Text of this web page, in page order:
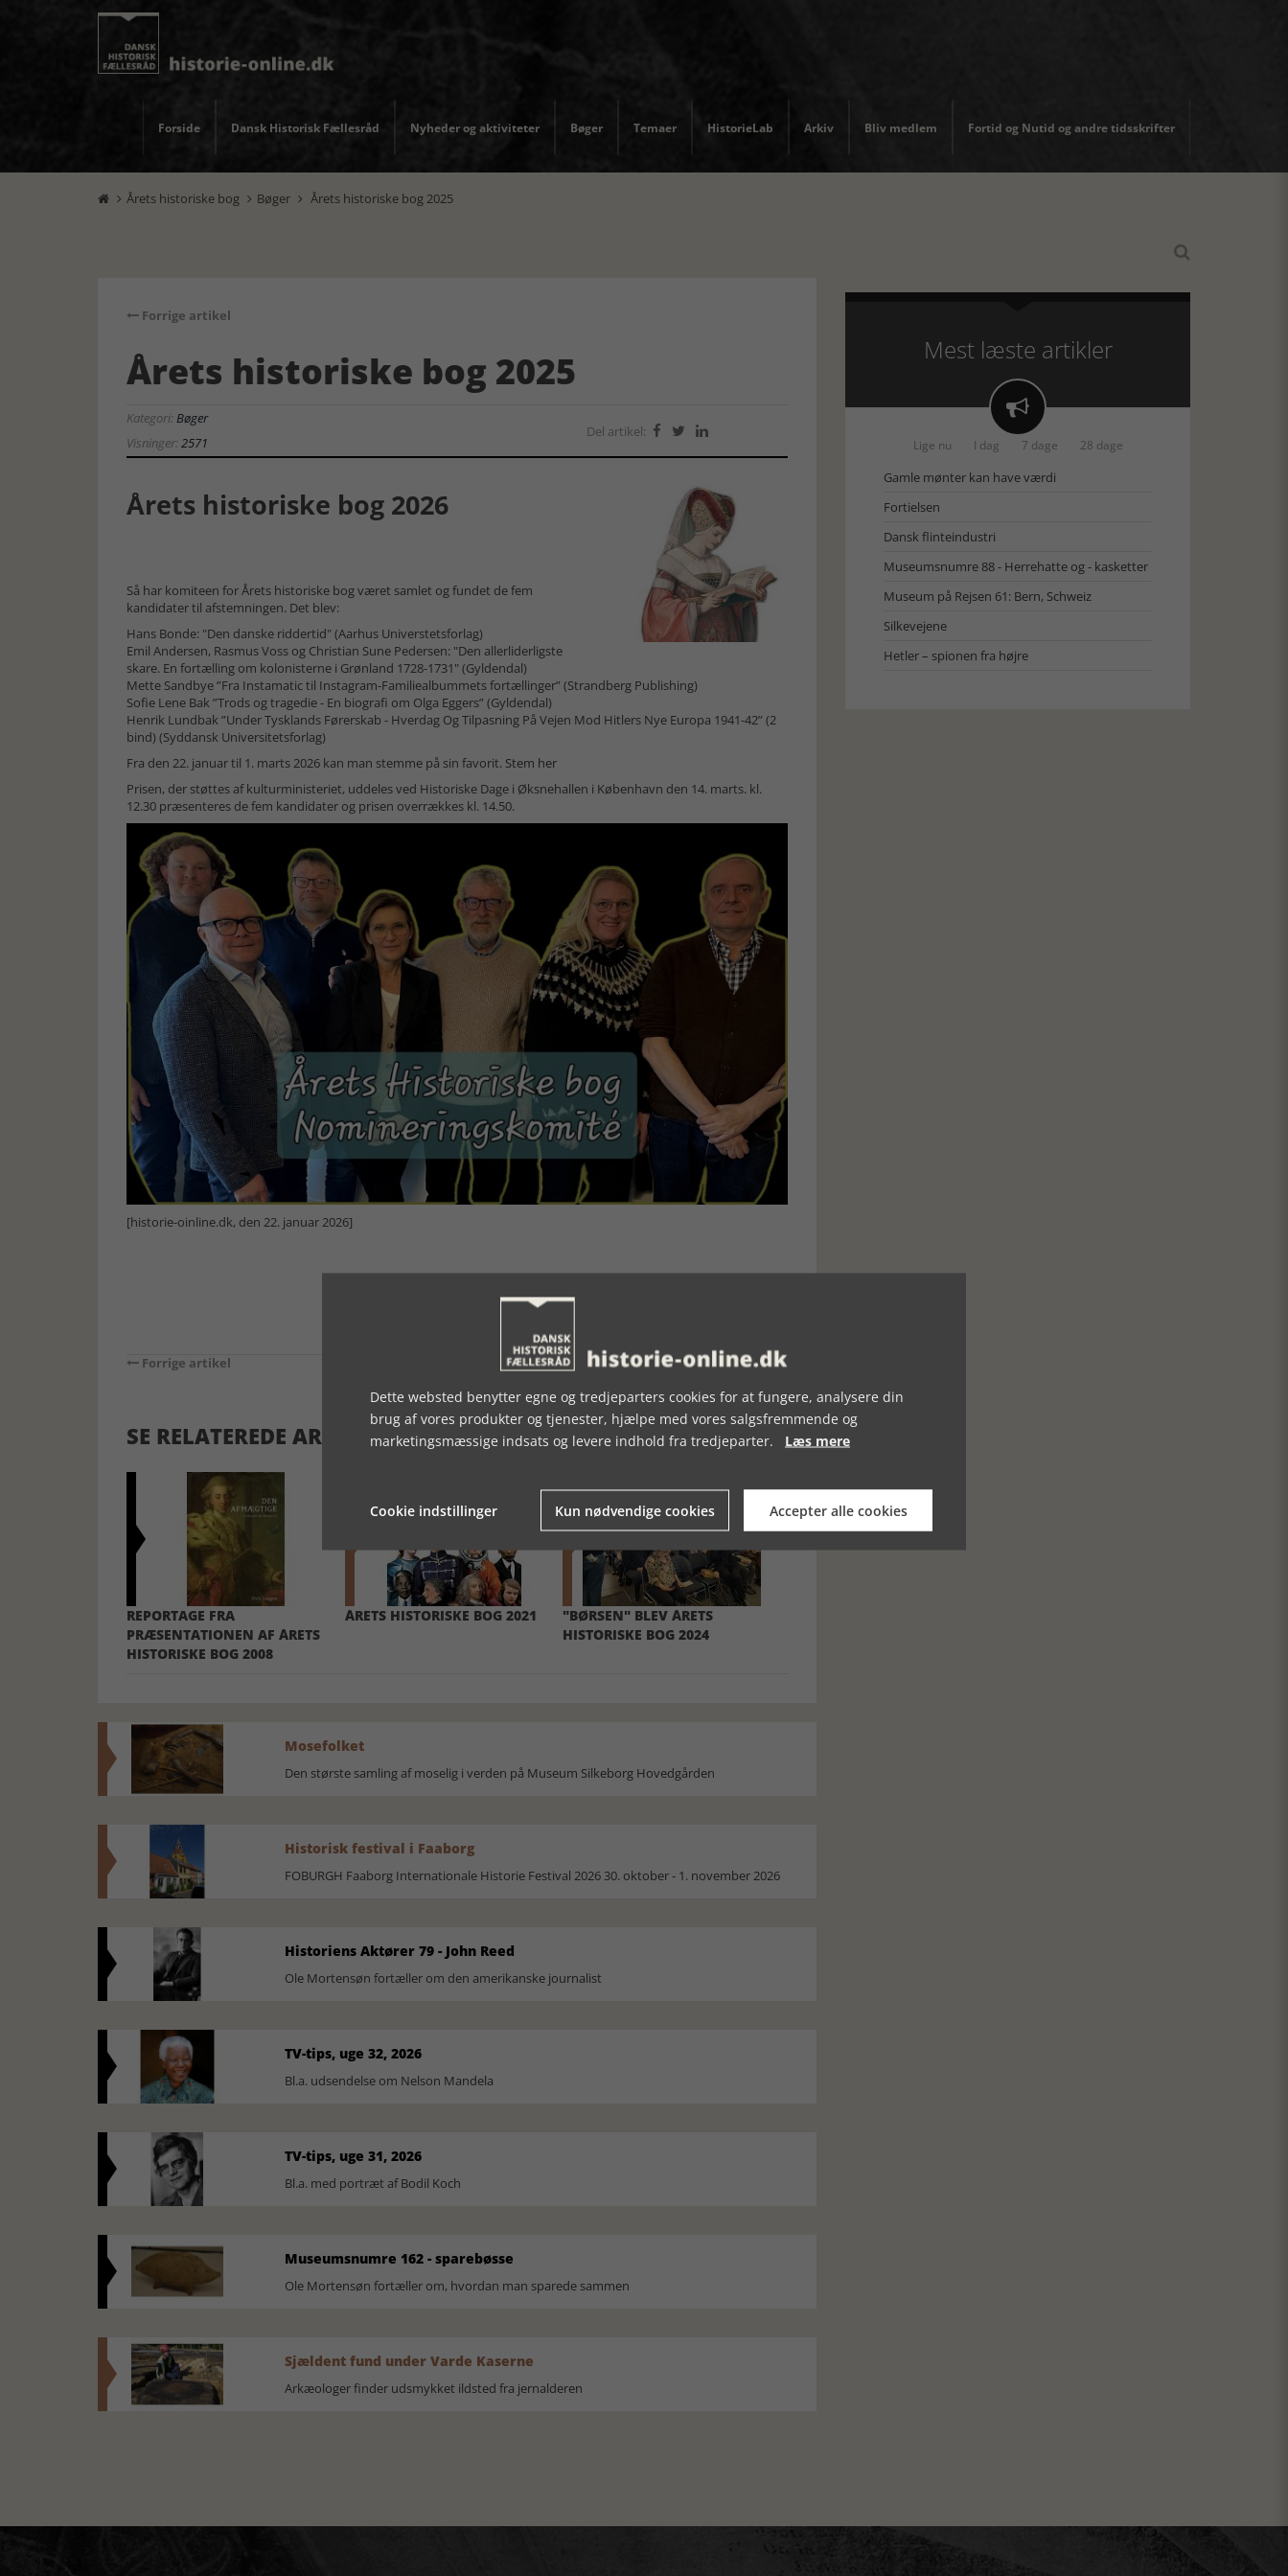
Forside Dansk Historisk Fællesråd Nyheder og aktiviteter Bøger Temaer HistorieLab Arkiv Bliv medlem Fortid og Nutid og andre tidsskrifter
 Årets historiske bog  Bøger  Årets historiske bog 2025

Forrige artikel
Årets historiske bog 2025
Kategori:Bøger
Visninger:2571
Del artikel:   
Årets historiske bog 2026
Så har komiteen for Årets historiske bog været samlet og fundet de fem
kandidater til afstemningen. Det blev:
Hans Bonde: "Den danske riddertid" (Aarhus Universtetsforlag)
Emil Andersen, Rasmus Voss og Christian Sune Pedersen: "Den allerliderligste
skare. En fortælling om kolonisterne i Grønland 1728-1731" (Gyldendal)
Mette Sandbye ”Fra Instamatic til Instagram-Familiealbummets fortællinger” (Strandberg Publishing)
Sofie Lene Bak ”Trods og tragedie - En biografi om Olga Eggers” (Gyldendal)
Henrik Lundbak ”Under Tysklands Førerskab - Hverdag Og Tilpasning På Vejen Mod Hitlers Nye Europa 1941-42” (2
bind) (Syddansk Universitetsforlag)
Fra den 22. januar til 1. marts 2026 kan man stemme på sin favorit. Stem her
Prisen, der støttes af kulturministeriet, uddeles ved Historiske Dage i Øksnehallen i København den 14. marts. kl.
12.30 præsenteres de fem kandidater og prisen overrækkes kl. 14.50.
[historie-oinline.dk, den 22. januar 2026]
Forrige artikel
SE RELATEREDE ARTIKLER
REPORTAGE FRA
PRÆSENTATIONEN AF ÅRETS
HISTORISKE BOG 2008
ÅRETS HISTORISKE BOG 2021
"BØRSEN" BLEV ÅRETS
HISTORISKE BOG 2024
Mosefolket
Den største samling af moselig i verden på Museum Silkeborg Hovedgården
Historisk festival i Faaborg
FOBURGH Faaborg Internationale Historie Festival 2026 30. oktober - 1. november 2026
Historiens Aktører 79 - John Reed
Ole Mortensøn fortæller om den amerikanske journalist
TV-tips, uge 32, 2026
Bl.a. udsendelse om Nelson Mandela
TV-tips, uge 31, 2026
Bl.a. med portræt af Bodil Koch
Museumsnumre 162 - sparebøsse
Ole Mortensøn fortæller om, hvordan man sparede sammen
Sjældent fund under Varde Kaserne
Arkæologer finder udsmykket ildsted fra jernalderen
Mest læste artikler

Lige nu I dag 7 dage 28 dage
Gamle mønter kan have værdi
Fortielsen
Dansk flinteindustri
Museumsnumre 88 - Herrehatte og - kasketter
Museum på Rejsen 61: Bern, Schweiz
Silkevejene
Hetler – spionen fra højre
Dette websted benytter egne og tredjeparters cookies for at fungere, analysere din
brug af vores produkter og tjenester, hjælpe med vores salgsfremmende og
marketingsmæssige indsats og levere indhold fra tredjeparter. Læs mere
Cookie indstillinger Kun nødvendige cookies Accepter alle cookies